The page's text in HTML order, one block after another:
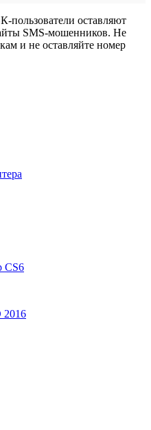
пользователи оставляют
SMS-мошенников. Не
и не оставляйте номер
CS6
2016